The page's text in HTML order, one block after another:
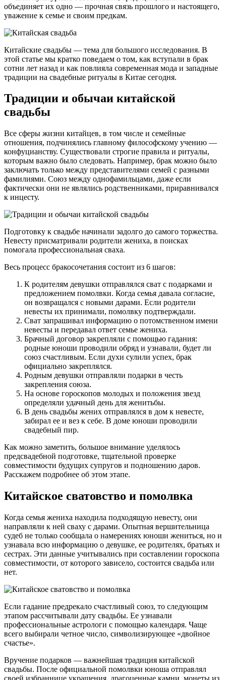
объединяет их одно — прочная связь прошлого и настоящего,
уважение к семье и своим предкам.
Китайские свадьбы — тема для большого исследования. В
этой статье мы кратко поведаем о том, как вступали в брак
сотни лет назад и как повлияла современная мода и западные
традиции на свадебные ритуалы в Китае сегодня.
Традиции и обычаи китайской
свадьбы
Все сферы жизни китайцев, в том числе и семейные
отношения, подчинялись главному философскому учению —
конфуцианству. Существовали строгие правила и ритуалы,
которым важно было следовать. Например, брак можно было
заключать только между представителями семей с разными
фамилиями. Союз между однофамильцами, даже если
фактически они не являлись родственниками, приравнивался
к инцесту.
Подготовку к свадьбе начинали задолго до самого торжества.
Невесту присматривали родители жениха, в поисках
помогала профессиональная сваха.
Весь процесс бракосочетания состоит из 6 шагов:
К родителям девушки отправлялся сват с подарками и
предложением помолвки. Когда семья давала согласие,
он возвращался с новыми дарами. Если родители
невесты их принимали, помолвку подтверждали.
Сват запрашивал информацию о потомственном имени
невесты и передавал ответ семье жениха.
Брачный договор закрепляли с помощью гадания:
родные юноши проводили обряд и узнавали, будет ли
союз счастливым. Если духи сулили успех, брак
официально закреплялся.
Родным девушки отправляли подарки в честь
закрепления союза.
На основе гороскопов молодых и положения звезд
определяли удачный день для женитьбы.
В день свадьбы жених отправлялся в дом к невесте,
забирал ее и вез к себе. В доме юноши проводили
свадебный пир.
Как можно заметить, большое внимание уделялось
предсвадебной подготовке, тщательной проверке
совместимости будущих супругов и подношению даров.
Расскажем подробнее об этом этапе.
Китайское сватовство и помолвка
Когда семья жениха находила подходящую невесту, они
направляли к ней сваху с дарами. Опытная вершительница
судеб не только сообщала о намерениях юноши жениться, но и
узнавала всю информацию о девушке, ее родителях, братьях и
сестрах. Эти данные учитывались при составлении гороскопа
совместимости, от которого зависело, состоится свадьба или
нет.
Если гадание предрекало счастливый союз, то следующим
этапом рассчитывали дату свадьбы. Ее узнавали
профессиональные астрологи с помощью календаря. Чаще
всего выбирали четное число, символизирующее «двойное
счастье».
Вручение подарков — важнейшая традиция китайской
свадьбы. После официальной помолвки юноша отправлял